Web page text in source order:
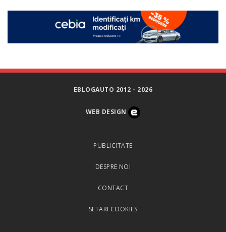
EBLOGAUTO 2012 - 2026
WEB DESIGN
PUBLICITATE
DESPRE NOI
CONTACT
SETARI COOKIES